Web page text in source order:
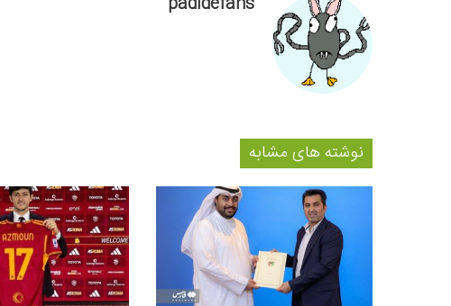
نوشته های مشابه